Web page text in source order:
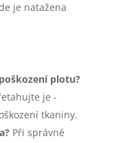
je natažena
plotu?
je -
tkaniny.
Při správné